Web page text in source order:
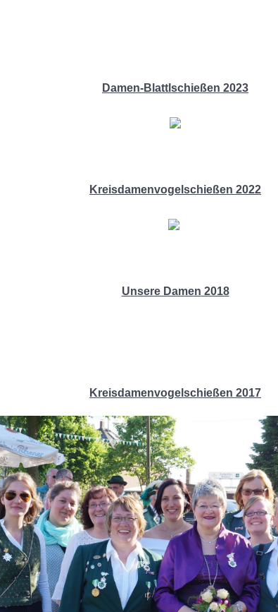
Damen-Blattlschießen 2023
Kreisdamenvogelschießen 2022
Unsere Damen 2018
Kreisdamenvogelschießen 2017